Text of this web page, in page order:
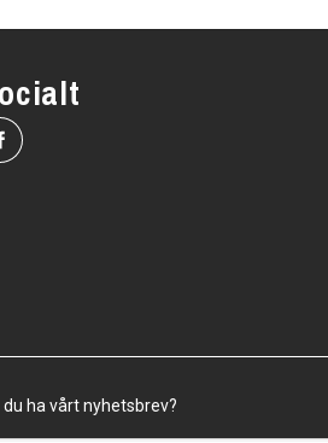
du ha vårt nyhetsbrev?